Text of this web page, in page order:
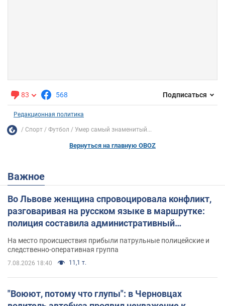
83 568 Подписаться
Редакционная политика
Спорт Футбол Умер самый знаменитый...
Вернуться на главную OBOZ
Важное
Во Львове женщина спровоцировала конфликт,
разговаривая на русском языке в маршрутке:
полиция составила административный
На место происшествия прибыли патрульные полицейские и
следственно-оперативная группа
7.08.2026 18:40 11,1 т.
"Воюют, потому что глупы": в Черновцах